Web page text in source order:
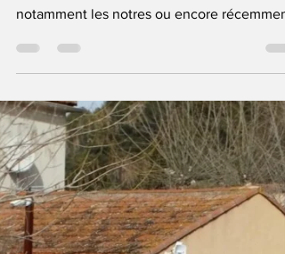
MÉLO ?
Les passages pietons de ce rond point sont
meurtriers. Nombreuses sont les alertes
notamment les notres ou encore
et à...